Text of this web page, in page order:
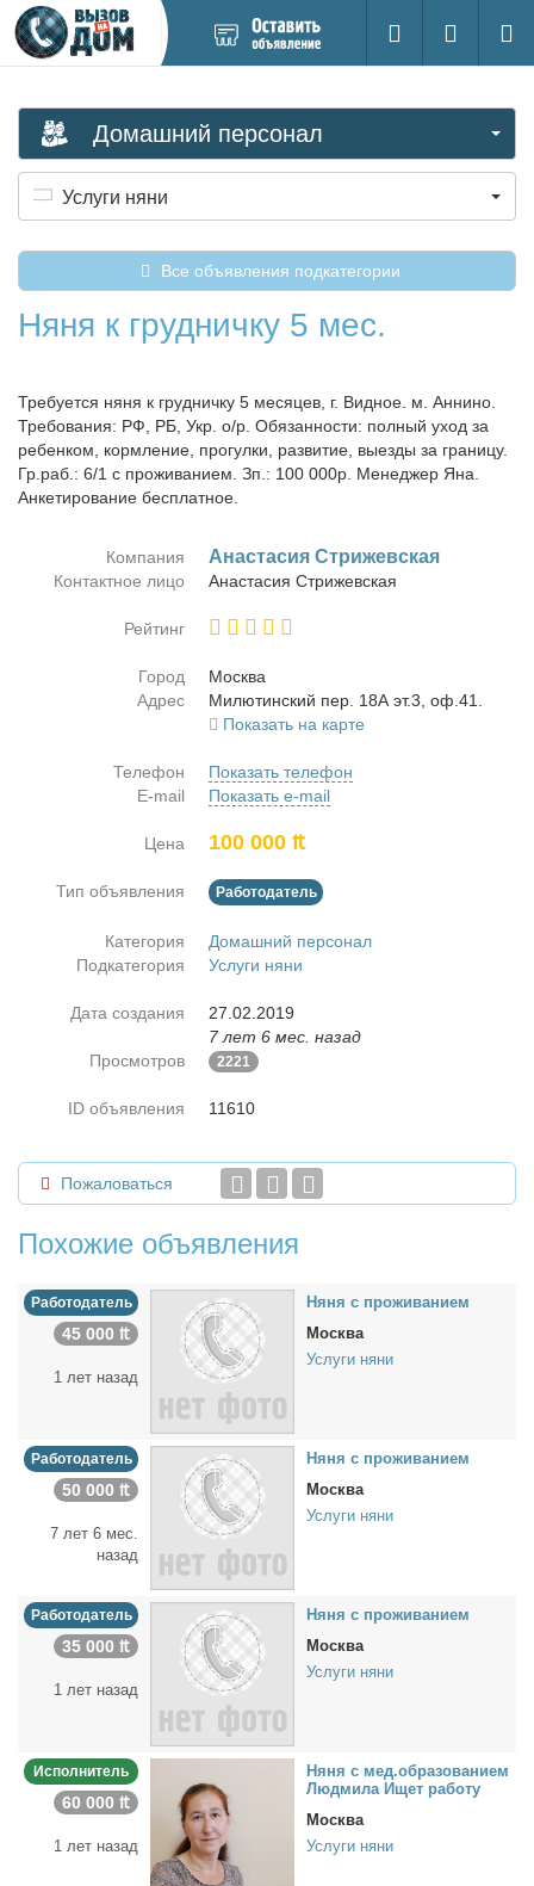
новое
Поиск
Вход на
Домашний персонал
Услуги няни
Все объявления подкатегории
Няня к грудничку 5 мес.
Требуется няня к грудничку 5 месяцев, г. Видное. м. Аннино.
Требования: РФ, РБ, Укр. о/р. Обязанности: полный уход за
ребенком, кормление, прогулки, развитие, выезды за границу.
Гр.раб.: 6/1 с проживанием. Зп.: 100 000р. Менеджер Яна.
Анкетирование бесплатное.
Компания Ана­ста­сия Стри­жев­ская
Контактное лицо Ана­ста­сия Стри­жев­ская
Рейтинг
Город
Москва
Адрес
Ми­лю­тин­ский пер. 18А эт.3, оф.41.
Показать на карте
Телефон
Показать телефон
E-mail
Показать e-mail
Цена 100 000 ₶
Тип объявления Работодатель
Категория
Домашний персонал
Подкатегория
Услуги няни
Дата создания
27.02.2019
7 лет 6 мес. назад
Просмотров
2221
ID объявления 11610
Пожаловаться
Похожие объявления
Работодатель
45 000 ₶
1 лет назад
Ня­ня с про­жи­ва­ни­ем
Москва
Услуги няни
Работодатель
50 000 ₶
7 лет 6 мес.
назад
Ня­ня с про­жи­ва­ни­ем
Москва
Услуги няни
Работодатель
35 000 ₶
1 лет назад
Ня­ня с про­жи­ва­ни­ем
Москва
Услуги няни
Исполнитель
60 000 ₶
1 лет назад
Ня­ня с мед.об­ра­зо­ва­ни­ем
Люд­ми­ла Ищет ра­бо­ту
Москва
Услуги няни